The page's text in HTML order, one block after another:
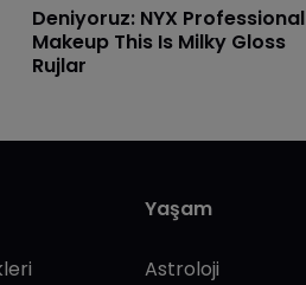
Deniyoruz: NYX Professional
Makeup This Is Milky Gloss
Rujlar
Yaşam
Astroloji